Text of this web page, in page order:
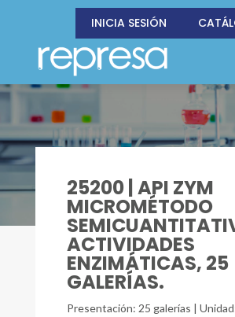
INICIA SESIÓN
25200 | API ZYM
MICROMÉTODO
ACTIVIDADES
ENZIMÁTICAS, 25
GALERÍAS.
Presentación: 25 galerías |